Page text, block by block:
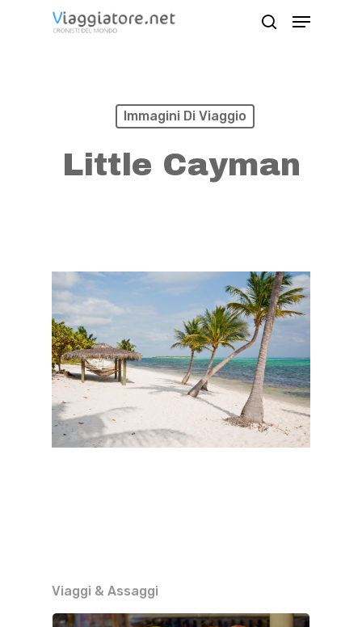
Menu
Immagini Di Viaggio
Little Cayman
Viaggi & Assaggi